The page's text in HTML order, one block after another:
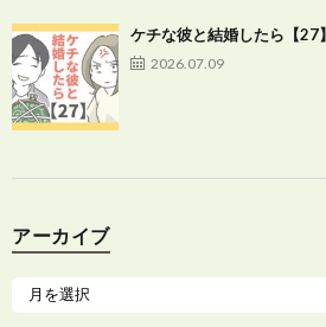
ケチな彼と結婚したら【27】
2026.07.09
アーカイブ